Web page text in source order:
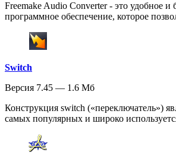
Freemake Audio Converter - это удобное и
программное обеспечение, которое
Switch
Версия 7.45 — 1.6 Мб
Конструкция switch («переключатель»)
самых популярных и широко